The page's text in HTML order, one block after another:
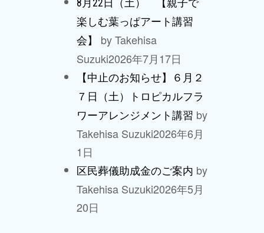
8月22日（土） 【親子で
楽しむ葉っぱアート講習
会】
by Takehisa
Suzuki2026年7月17日
【中止のお知らせ】６月２
７日（土）トロピカルフラ
ワーアレンジメント講習 by
Takehisa Suzuki2026年6月
1日
区民葬儀助成金のご案内 by
Takehisa Suzuki2026年5月
20日